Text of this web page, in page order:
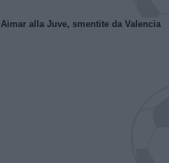
Aimar alla Juve, smentite da Valencia